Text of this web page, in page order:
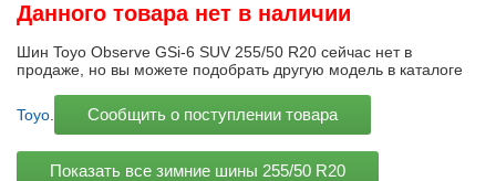
Данного товара нет в наличии
Шин Toyo Observe GSi-6 SUV 255/50 R20 сейчас нет в
продаже, но вы можете подобрать другую модель в каталоге
Toyo Сообщить о поступлении товара
Показать все зимние шины 255/50 R20